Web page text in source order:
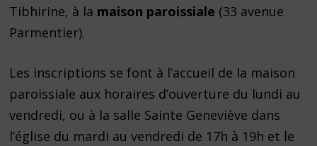
Tibhirine, à la maison paroissiale (33 avenue
Parmentier).
Les inscriptions se font à l’accueil de la maison
paroissiale aux horaires d’ouverture du lundi au
vendredi, ou à la salle Sainte Geneviève dans
l’église du mardi au vendredi de 17h à 19h et le